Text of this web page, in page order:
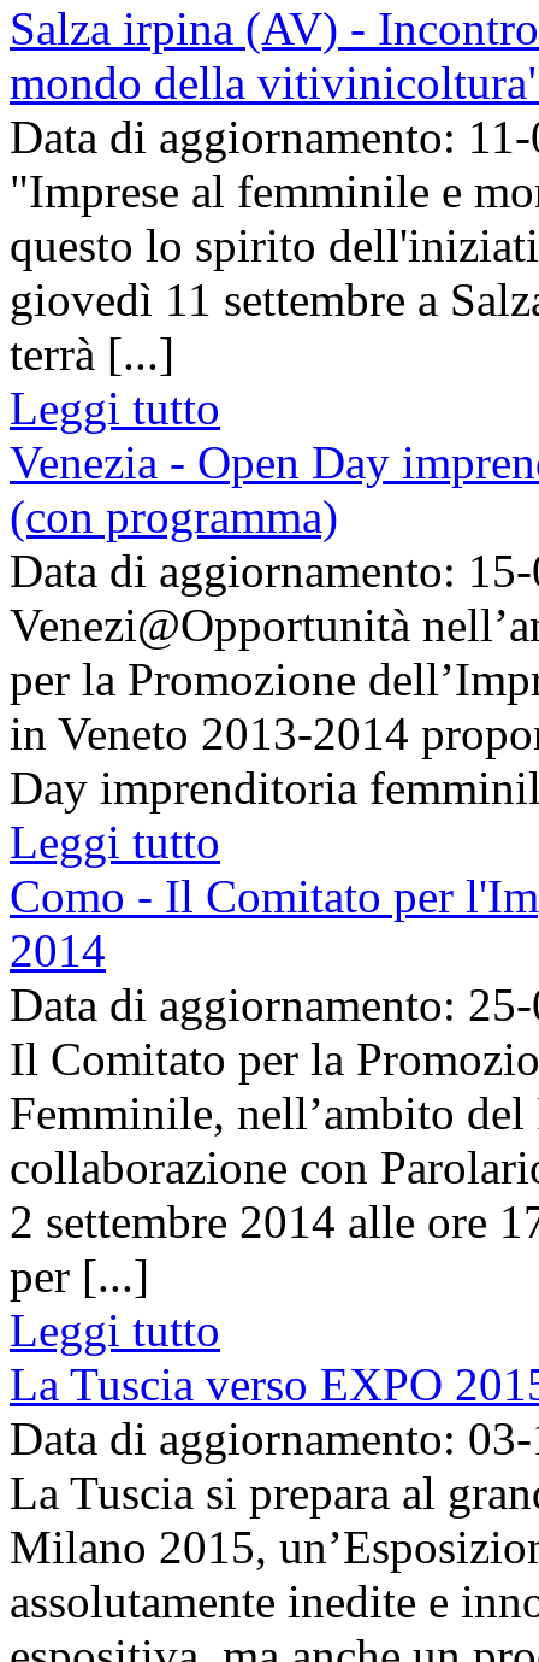
Salza irpina (AV) -
mondo della
Data di aggiornamento:
"Imprese al femminile e
questo lo spirito
giovedì 11 settembre a
terrà [...]
Leggi tutto
Venezia - Open Day
(con programma)
Data di aggiornamento:
Venezi@Opportunità
per la Promozione
in Veneto 2013-2014
Day imprenditoria
Leggi tutto
Como - Il Comitato per
2014
Data di aggiornamento:
Il Comitato per la
Femminile, nell’ambito
collaborazione con
2 settembre 2014 alle ore
per [...]
Leggi tutto
La Tuscia verso EXPO
Data di aggiornamento:
La Tuscia si prepara al
Milano 2015,
assolutamente inedite e